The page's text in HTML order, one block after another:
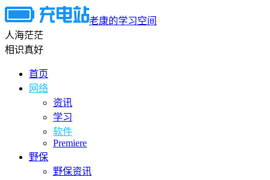
老康的学习空间
人海茫茫
相识真好
首页
网络
资讯
学习
软件
Premiere
野保
野保资讯